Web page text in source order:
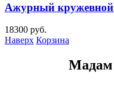
Ажурный кружевной
18300 руб.
Наверх Корзина
Мадам